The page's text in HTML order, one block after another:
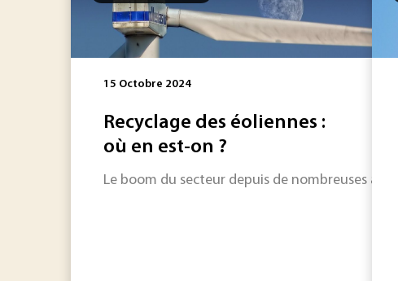
15 Octobre 2024
Recyclage des éoliennes :
où en est-on ?
Le boom du secteur depuis de nombreuses